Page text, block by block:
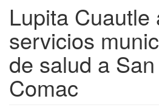
Lupita Cuautle
servicios
de salud a
Comac